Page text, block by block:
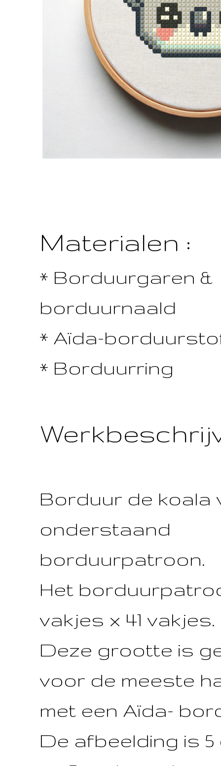
Materialen :
* Borduurgaren &
borduurnaald
* Aïda-
* Borduurring
Borduur de koala
onderstaand
borduurpatroon.
Het
vakjes x 41 vakjes.
Deze grootte is
voor de meeste
met een Aïda-
De afbeelding is